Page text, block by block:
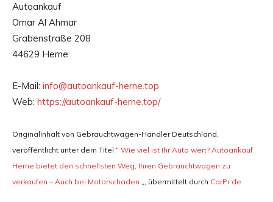
Autoankauf
Omar Al Ahmar
Grabenstraße 208
44629 Herne
E-Mail: info@autoankauf-herne.top
Web: https://autoankauf-herne.top/
Originalinhalt von Gebrauchtwagen-Händler Deutschland,
veröffentlicht unter dem Titel “ Wie viel ist Ihr Auto wert? Autoankauf
Herne bietet den schnellsten Weg, Ihren Gebrauchtwagen zu
verkaufen – Auch bei Motorschaden „, übermittelt durch CarPr.de